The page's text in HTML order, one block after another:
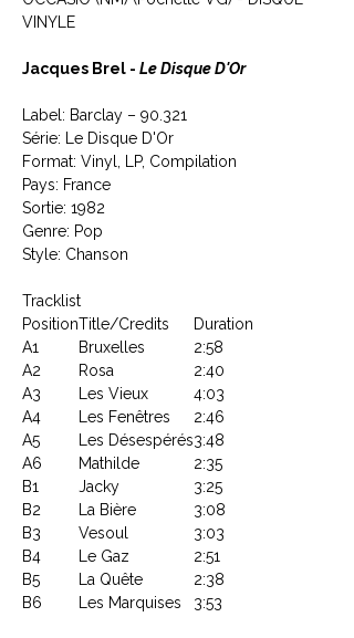
VINYLE
Jacques Brel - Le Disque D'Or
Label: Barclay ‎– 90.321
Série: Le Disque D'Or
Format: Vinyl, LP, Compilation
Pays: France
Sortie: 1982
Genre: Pop
Style: Chanson
Tracklist
PositionTitle/Credits
Duration
A1
Bruxelles
2:58
A2
Rosa
2:40
A3
Les Vieux
4:03
A4
Les Fenêtres
2:46
A5
Les Désespérés3:48
A6
Mathilde
2:35
B1
Jacky
3:25
B2
La Bière
3:08
B3
Vesoul
3:03
B4
Le Gaz
2:51
B5
La Quête
2:38
B6
Les Marquises 3:53